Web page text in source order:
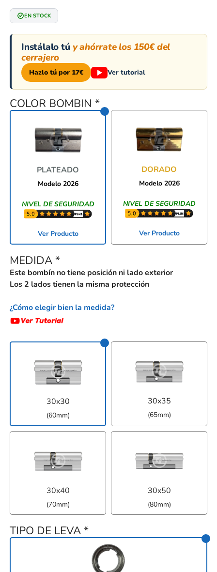
EN STOCK
Instálalo tú y ahórrate los 150€ del
cerrajero
Hazlo tú por 17€ Ver tutorial
COLOR BOMBIN *
PLATEADO
Modelo 2026
NIVEL DE SEGURIDAD
Ver Producto
DORADO
Modelo 2026
NIVEL DE SEGURIDAD
Ver Producto
MEDIDA *
Este bombín no tiene posición ni lado exterior
Los 2 lados tienen la misma protección
¿Cómo elegir bien la medida?
30x30
(60mm)
30x35
(65mm)
30x40
(70mm)
30x50
(80mm)
TIPO DE LEVA *